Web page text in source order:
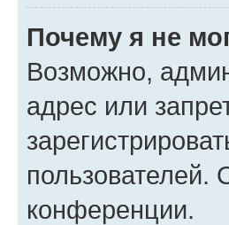
Почему я не
Возможно,
адрес или
пользователей.
конференции.